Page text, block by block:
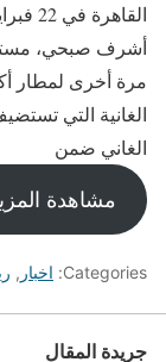
أشرف صبحي،
مرة أخرى لمطار
الغانية التي
الغاني ضمن
مشاهدة
Categories: اخبار ,
جريدة المقال